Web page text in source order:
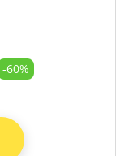
-60%